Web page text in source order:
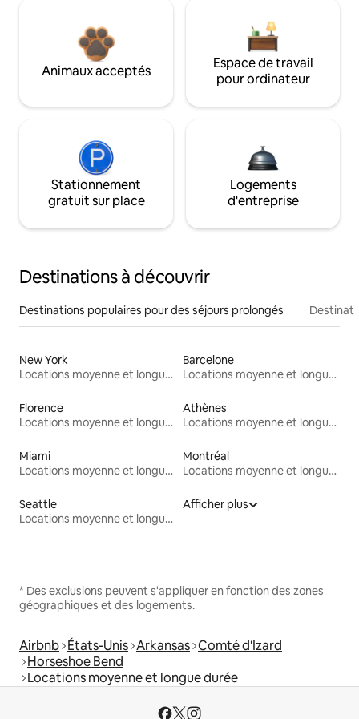
Animaux acceptés
Espace de travail
pour ordinateur
Stationnement
gratuit sur place
Logements
d'entreprise
Destinations à découvrir
Destinations populaires pour des séjours prolongés
New York
Locations moyenne et longue durée
Barcelone
Locations moyenne et longue durée
Florence
Locations moyenne et longue durée
Athènes
Locations moyenne et longue durée
Miami
Locations moyenne et longue durée
Montréal
Locations moyenne et longue durée
Seattle
Locations moyenne et longue durée
Afficher plus
* Des exclusions peuvent s'appliquer en fonction des zones
géographiques et des logements.
Airbnb États-Unis Arkansas Comté d'Izard
Horseshoe Bend
Locations moyenne et longue durée